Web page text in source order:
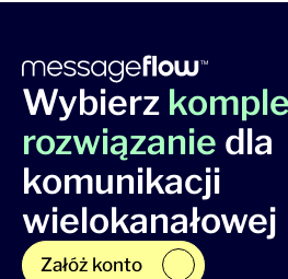
Wybierz
rozwiązanie dla
komunikacji
wielokanałowej
Załóż konto